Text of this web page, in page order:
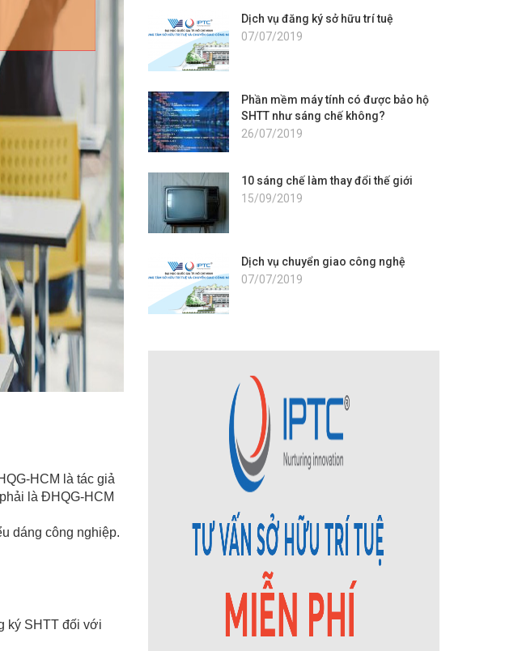
HCM là tác giả
là ĐHQG-HCM
dáng công nghiệp.
ký SHTT đối với
Dịch vụ đăng ký sở hữu trí tuệ
07/07/2019
Phần mềm máy tính có được bảo hộ
SHTT như sáng chế không?
26/07/2019
10 sáng chế làm thay đổi thế giới
15/09/2019
Dịch vụ chuyển giao công nghệ
07/07/2019